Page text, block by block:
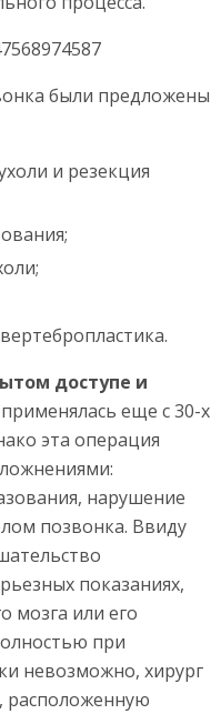
были предложены
и резекция
доступе и
применялась еще с 30-х
эта операция
нарушение
позвонка. Ввиду
показаниях,
мозга или его
при
невозможно, хирург
расположенную